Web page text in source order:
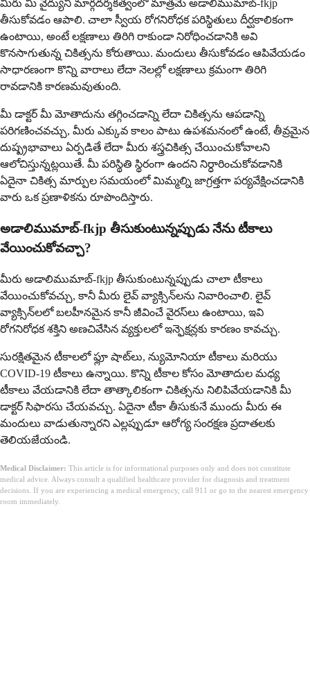
మీరు మీ వైద్యుని మార్గదర్శకత్వంలో మాత్రమే అడాలిముమాబ్-fkjp
తీసుకోవడం ఆపాలి. చాలా స్వీయ రోగనిరోధక పరిస్థితులు దీర్ఘకాలికంగా
ఉంటాయి, అంటే లక్షణాలు తిరిగి రాకుండా నిరోధించడానికి అవి
కొనసాగుతున్న చికిత్సను కోరుతాయి. మందులు తీసుకోవడం ఆపివేయడం
సాధారణంగా కొన్ని వారాలు లేదా నెలల్లో లక్షణాలు క్రమంగా తిరిగి
రావడానికి కారణమవుతుంది.
మీ డాక్టర్ మీ మోతాదును తగ్గించడాన్ని లేదా చికిత్సను ఆపడాన్ని
పరిగణించవచ్చు, మీరు ఎక్కువ కాలం పాటు ఉపశమనంలో ఉంటే, తీవ్రమైన
దుష్ప్రభావాలు ఏర్పడితే లేదా మీరు శస్త్రచికిత్స చేయించుకోవాలని
ఆలోచిస్తున్నట్లయితే. మీ పరిస్థితి స్థిరంగా ఉందని నిర్ధారించుకోవడానికి
ఏదైనా చికిత్స మార్పుల సమయంలో మిమ్మల్ని జాగ్రత్తగా పర్యవేక్షించడానికి
వారు ఒక ప్రణాళికను రూపొందిస్తారు.
అడాలిముమాబ్-fkjp తీసుకుంటున్నప్పుడు నేను టీకాలు
వేయించుకోవచ్చా?
మీరు అడాలిముమాబ్-fkjp తీసుకుంటున్నప్పుడు చాలా టీకాలు
వేయించుకోవచ్చు, కానీ మీరు లైవ్ వ్యాక్సిన్‌లను నివారించాలి. లైవ్
వ్యాక్సిన్‌లలో బలహీనమైన కానీ జీవించే వైరస్‌లు ఉంటాయి, ఇవి
రోగనిరోధక శక్తిని అణచివేసిన వ్యక్తులలో ఇన్ఫెక్షన్లకు కారణం కావచ్చు.
సురక్షితమైన టీకాలలో ఫ్లూ షాట్‌లు, న్యుమోనియా టీకాలు మరియు
COVID-19 టీకాలు ఉన్నాయి. కొన్ని టీకాల కోసం మోతాదుల మధ్య
టీకాలు వేయడానికి లేదా తాత్కాలికంగా చికిత్సను నిలిపివేయడానికి మీ
డాక్టర్ సిఫారసు చేయవచ్చు. ఏదైనా టీకా తీసుకునే ముందు మీరు ఈ
మందులు వాడుతున్నారని ఎల్లప్పుడూ ఆరోగ్య సంరక్షణ ప్రదాతలకు
తెలియజేయండి.
Medical Disclaimer: This article is for informational purposes only and does not constitute
medical advice. Always consult a qualified healthcare provider for diagnosis and treatment
decisions. If you are experiencing a medical emergency, call 911 or go to the nearest emergency
room immediately.